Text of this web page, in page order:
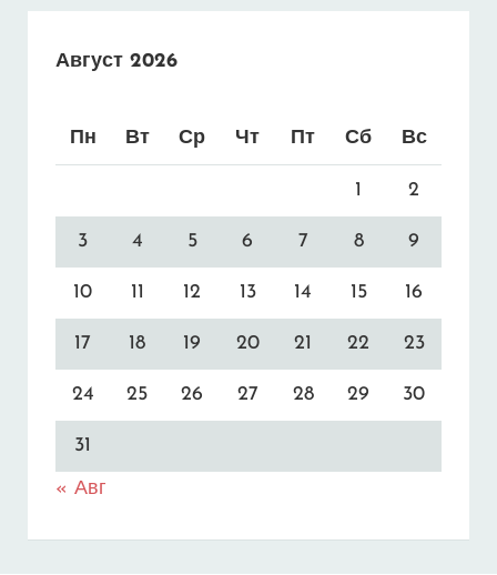
Август 2026
Пн Вт Ср Чт Пт Сб Вс
1 2
3 4 5 6 7 8 9
10 11 12 13 14 15 16
17 18 19 20 21 22 23
24 25 26 27 28 29 30
31
« Авг